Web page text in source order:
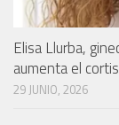
Elisa Llurba,
aumenta el
29 JUNIO, 2026